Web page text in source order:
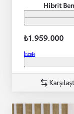
Hibrit
₺1.959.000
İncele